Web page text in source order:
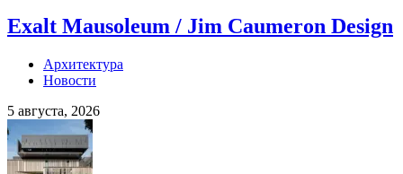
Exalt Mausoleum / Jim Caumeron Design
Архитектура
Новости
5 августа, 2026